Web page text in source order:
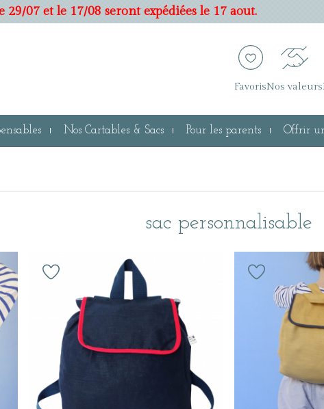
29/07 et le 17/08 seront expédiées le 17 aout.
FavorisNos valeurs
Nos Cartables & Sacs Pour les parents Offrir
sac personnalisable